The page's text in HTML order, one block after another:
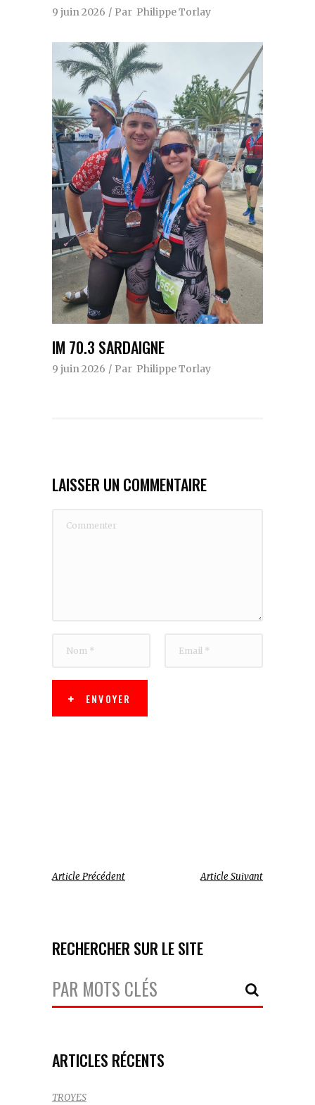
9 juin 2026 Par Philippe Torlay
IM 70.3 SARDAIGNE
9 juin 2026 Par Philippe Torlay
LAISSER UN COMMENTAIRE
ENVOYER
Article Précédent Article Suivant
RECHERCHER SUR LE SITE
Votre
Recherche:
ARTICLES RÉCENTS
TROYES